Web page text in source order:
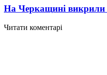
На Черкащині
Читати коментарі